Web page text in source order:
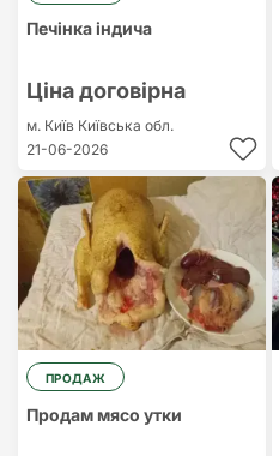
Печінка індича
Ціна договірна
м. Київ Київська обл.
21-06-2026
ПРОДАЖ
Продам мясо утки